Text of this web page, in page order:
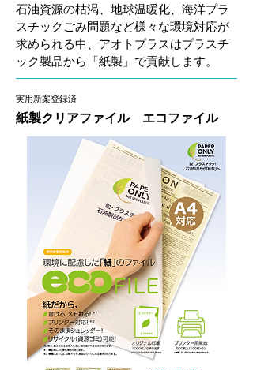
石油資源の枯渇、地球温暖化、海洋プラ
スチックごみ問題など様々な環境対応が
求められる中、アオトプラスはプラスチ
ック製品から「紙製」で貢献します。
実用新案登録済
紙製クリアファイル エコファイル